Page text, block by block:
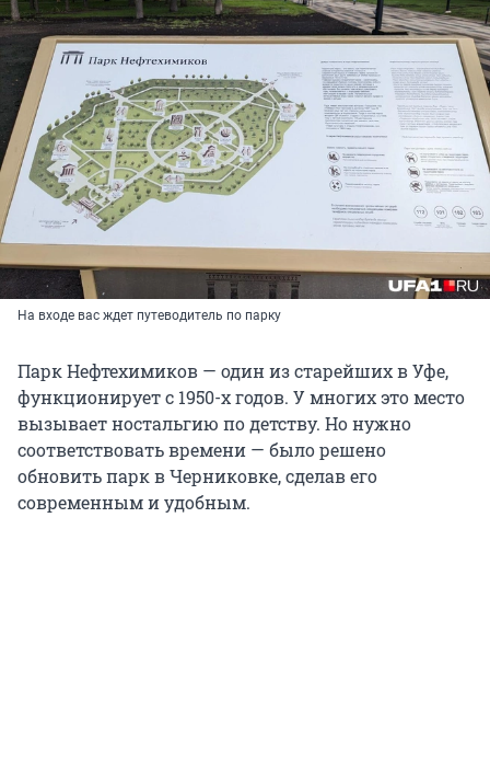
На входе вас ждет путеводитель по парку
Парк Нефтехимиков — один из старейших в Уфе,
функционирует с 1950-х годов. У многих это место
вызывает ностальгию по детству. Но нужно
соответствовать времени — было решено
обновить парк в Черниковке, сделав его
современным и удобным.